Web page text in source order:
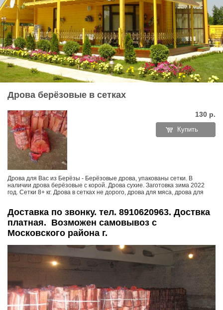
Дрова берёзовые в сетках
130 р.
Купить
Дрова для Вас из Берёзы - Берёзовые дрова, упакованы сетки. В
наличии дрова берёзовые с корой. Дрова сухие. Заготовка зима 2022
год. Сетки 8+ кг. Дрова в сетках не дорого, дрова для мяса, дрова для
Доставка по звонку. тел. 8910620963. Доствка
платная. Возможен самовывоз с
Московского района г.